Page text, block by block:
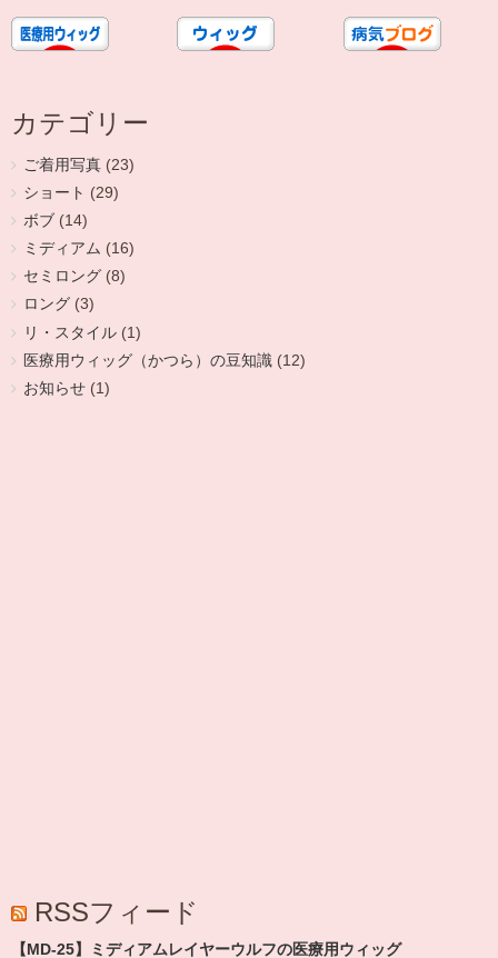
カテゴリー
ご着用写真 (23)
ショート (29)
ボブ (14)
ミディアム (16)
セミロング (8)
ロング (3)
リ・スタイル (1)
医療用ウィッグ（かつら）の豆知識 (12)
お知らせ (1)
RSSフィード
【MD-25】ミディアムレイヤーウルフの医療用ウィッグ